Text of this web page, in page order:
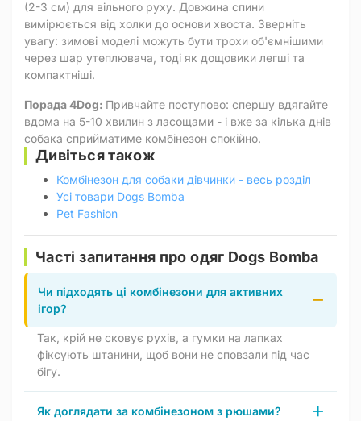
(2-3 см) для вільного руху. Довжина спини
вимірюється від холки до основи хвоста. Зверніть
увагу: зимові моделі можуть бути трохи об'ємнішими
через шар утеплювача, тоді як дощовики легші та
компактніші.
Порада 4Dog: Привчайте поступово: спершу вдягайте
вдома на 5-10 хвилин з ласощами - і вже за кілька днів
собака сприйматиме комбінезон спокійно.
Дивіться також
Комбінезон для собаки дівчинки - весь розділ
Усі товари Dogs Bomba
Pet Fashion
Часті запитання про одяг Dogs Bomba
Чи підходять ці комбінезони для активних
ігор?
Так, крій не сковує рухів, а гумки на лапках
фіксують штанини, щоб вони не сповзали під час
бігу.
Як доглядати за комбінезоном з рюшами?